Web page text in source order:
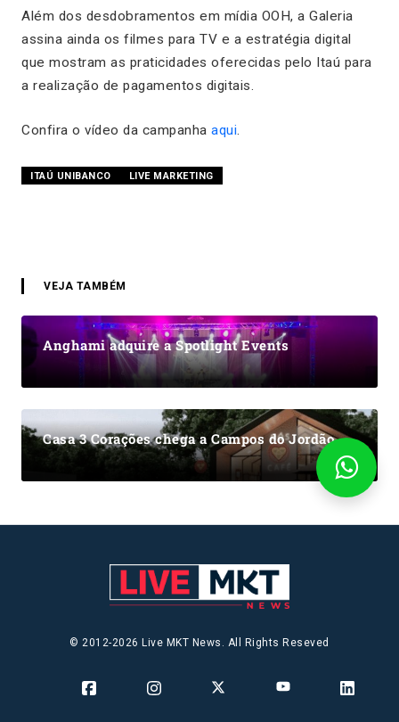
Além dos desdobramentos em mídia OOH, a Galeria
assina ainda os filmes para TV e a estratégia digital
que mostram as praticidades oferecidas pelo Itaú para
a realização de pagamentos digitais.
Confira o vídeo da campanha aqui.
ITAÚ UNIBANCO LIVE MARKETING
VEJA TAMBÉM
Anghami adquire a Spotlight Events
Casa 3 Corações chega a Campos do Jordão
© 2012-2026 Live MKT News. All Rights Reseved